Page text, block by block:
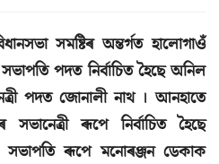
সমষ্টিৰ অন্তৰ্গত হালোগাওঁ
পদত নিৰ্বাচিত হৈছে অনিল
পদত জোনালী নাথ । আনহাতে
সভানেত্ৰী ৰূপে নিৰ্বাচিত হৈছে
ৰূপে মনোৰঞ্জন ডেকাক